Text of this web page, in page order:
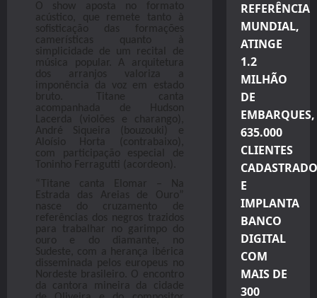
O show aposta no formato
acústico, que remete tanto à
sofisticação das formações
camerísticas quanto à
simplicidade de um recital de
música popular. A arquitetura
dos arranjos valoriza a
imponência da voz em estado
bruto. Titane canta
acompanhada de Hudson
Lacerda (violões e charango),
André Siqueira (bouzouki) e
Aloísio Horta (contrabaixo),
com participação especial de
Toninho Ferragutti (acordeon).
“Titane canta Elomar – Na
Estrada das Areias de Ouro”
nasce do cruzamento de
referências dos negros trazidos
para trabalhar no garimpo do
ouro e do diamante, no
Sudeste, com a herança ibérica
disseminada pelos europeus no
Nordeste brasileiro. O encontro
da cantora mineira da cidade
REFERÊNCIA
MUNDIAL,
ATINGE
1.2
MILHÃO
DE
EMBARQUES,
635.000
CLIENTES
E
IMPLANTA
BANCO
DIGITAL
COM
MAIS DE
300